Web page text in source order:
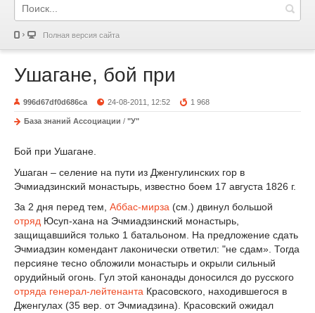
Полная версия сайта
Ушагане, бой при
996d67df0d686ca 24-08-2011, 12:52 1 968
База знаний Ассоциации / "У"
Бой при Ушагане.
Ушаган – селение на пути из Дженгулинских гор в
Эчмиадзинский монастырь, известно боем 17 августа 1826 г.
За 2 дня перед тем, Аббас-мирза (см.) двинул большой
отряд Юсуп-хана на Эчмиадзинский монастырь,
защищавшийся только 1 батальоном. На предложение сдать
Эчмиадзин комендант лаконически ответил: "не сдам». Тогда
персияне тесно обложили монастырь и окрыли сильный
орудийный огонь. Гул этой канонады доносился до русского
отряда генерал-лейтенанта Красовского, находившегося в
Дженгулах (35 вер. от Эчмиадзина). Красовский ожидал